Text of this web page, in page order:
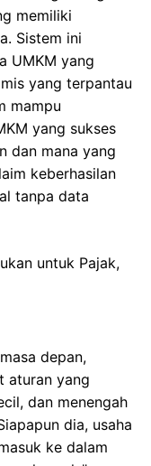
memiliki
Sistem ini
UMKM yang
yang terpantau
mampu
yang sukses
dan mana yang
keberhasilan
tanpa data
depan,
aturan yang
dan menengah
dia, usaha
ke dalam